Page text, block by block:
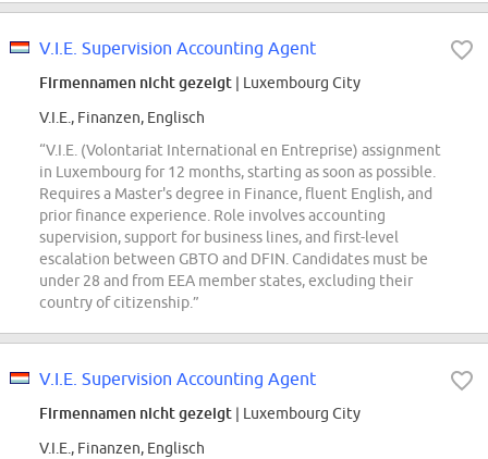
V.I.E. Supervision Accounting Agent
Firmennamen nicht gezeigt | Luxembourg City
V.I.E., Finanzen, Englisch
“V.I.E. (Volontariat International en Entreprise) assignment
in Luxembourg for 12 months, starting as soon as possible.
Requires a Master's degree in Finance, fluent English, and
prior finance experience. Role involves accounting
supervision, support for business lines, and first-level
escalation between GBTO and DFIN. Candidates must be
under 28 and from EEA member states, excluding their
country of citizenship.”
V.I.E. Supervision Accounting Agent
Firmennamen nicht gezeigt | Luxembourg City
V.I.E., Finanzen, Englisch